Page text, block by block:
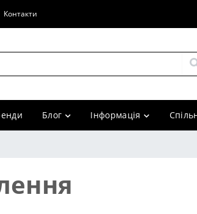
Контакти
Блог Інформація